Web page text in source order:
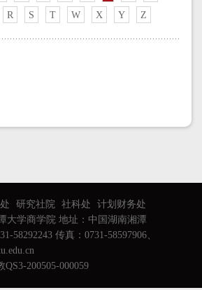
R S T W X Y Z
研究社院 社科处
计划财务处
大学商学院 地址：中国湖南湘潭
58292243 传真：0731-58597906、
200505-000059